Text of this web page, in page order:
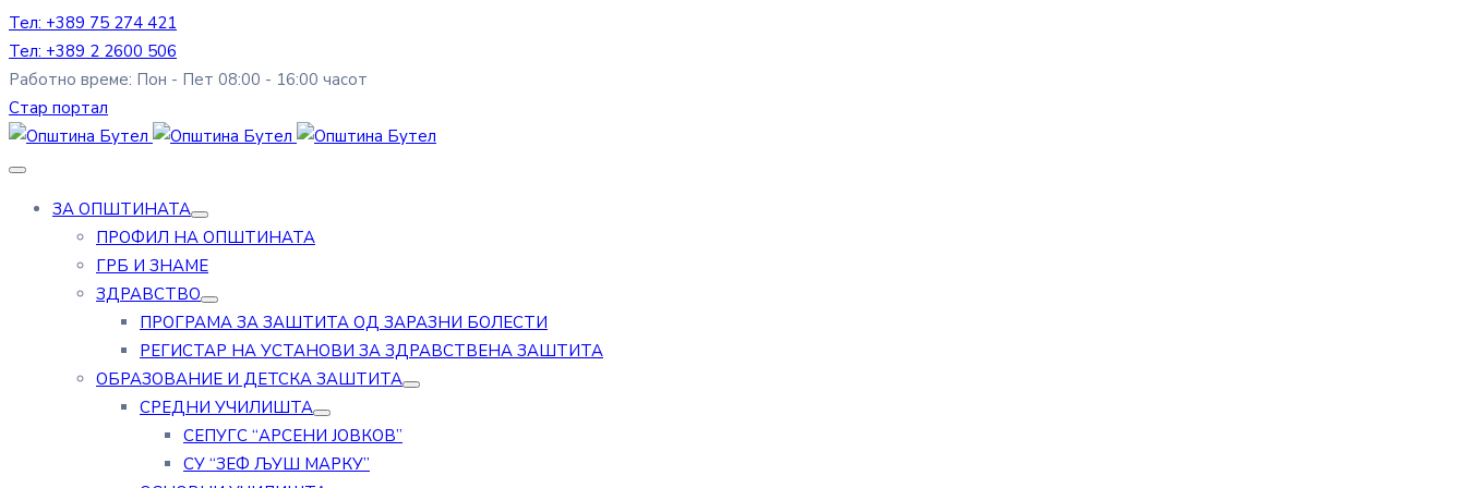
Тел: +389 75 274 421
Тел: +389 2 2600 506
Работно време: Пон - Пет 08:00 - 16:00 часот
Стар портал
ЗА ОПШТИНАТА
ПРОФИЛ НА ОПШТИНАТА
ГРБ И ЗНАМЕ
ЗДРАВСТВО
ПРОГРАМА ЗА ЗАШТИТА ОД ЗАРАЗНИ БОЛЕСТИ
РЕГИСТАР НА УСТАНОВИ ЗА ЗДРАВСТВЕНА ЗАШТИТА
ОБРАЗОВАНИЕ И ДЕТСКА ЗАШТИТА
СРЕДНИ УЧИЛИШТА
СЕПУГС “АРСЕНИ ЈОВКОВ”
СУ “ЗЕФ ЉУШ МАРКУ”